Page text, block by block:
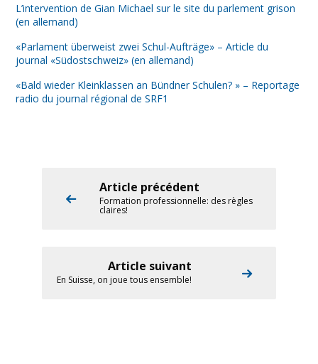
L’intervention de Gian Michael sur le site du parlement grison
(en allemand)
«Parlament überweist zwei Schul-Aufträge» – Article du
journal «Südostschweiz» (en allemand)
«Bald wieder Kleinklassen an Bündner Schulen? » – Reportage
radio du journal régional de SRF1
Article précédent
Formation professionnelle: des règles
claires!
Article suivant
En Suisse, on joue tous ensemble!